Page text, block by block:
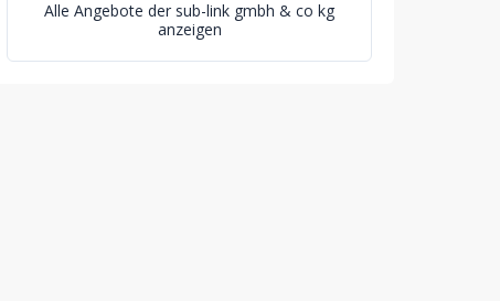
Alle Angebote der sub-link gmbh & co kg
anzeigen